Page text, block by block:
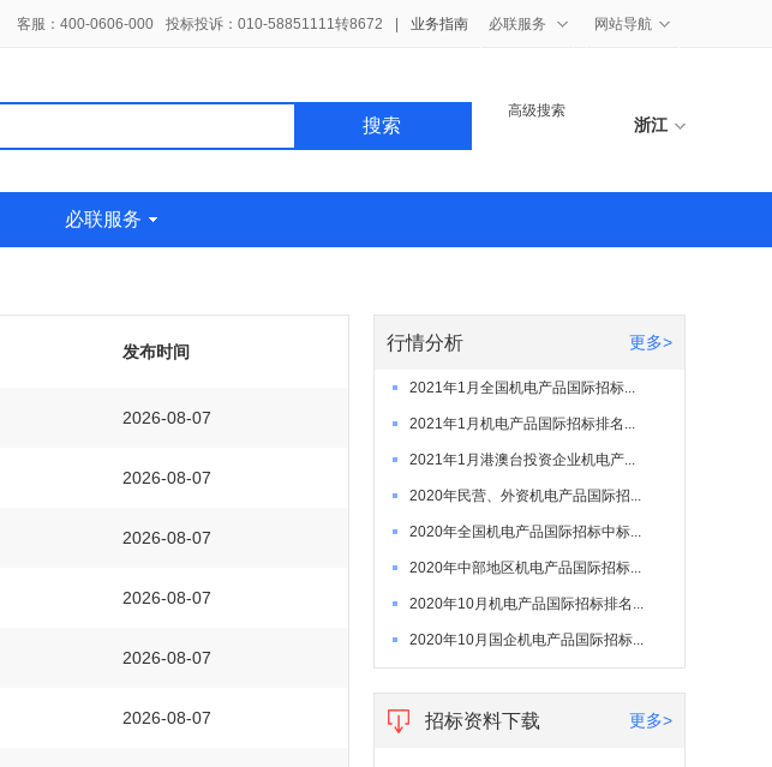
客服：400-0606-000 投标投诉：010-58851111转8672 业务指南 必联服务 网站导航
搜索
高级搜索
浙江
必联服务
发布时间
2026-08-07
2026-08-07
2026-08-07
2026-08-07
2026-08-07
2026-08-07
行情分析 更多>
2021年1月全国机电产品国际招标...
2021年1月机电产品国际招标排名...
2021年1月港澳台投资企业机电产...
2020年民营、外资机电产品国际招...
2020年全国机电产品国际招标中标...
2020年中部地区机电产品国际招标...
2020年10月机电产品国际招标排名...
2020年10月国企机电产品国际招标...
招标资料下载 更多>